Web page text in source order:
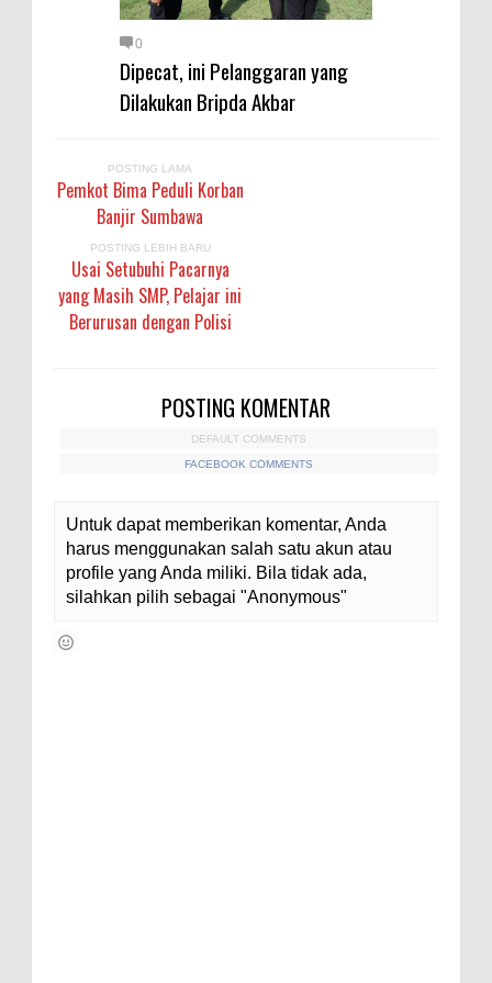
0
Dipecat, ini Pelanggaran yang
Dilakukan Bripda Akbar
POSTING LAMA
Pemkot Bima Peduli Korban
Banjir Sumbawa
POSTING LEBIH BARU
Usai Setubuhi Pacarnya
yang Masih SMP, Pelajar ini
Berurusan dengan Polisi
POSTING KOMENTAR
DEFAULT COMMENTS
FACEBOOK COMMENTS
Untuk dapat memberikan komentar, Anda
harus menggunakan salah satu akun atau
profile yang Anda miliki. Bila tidak ada,
silahkan pilih sebagai "Anonymous"